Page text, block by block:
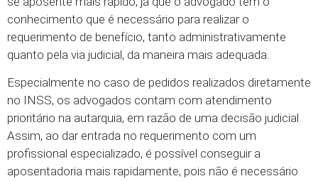
conhecimento que é necessário para realizar o
requerimento de benefício, tanto administrativamente
quanto pela via judicial, da maneira mais adequada.
Especialmente no caso de pedidos realizados diretamente
no INSS, os advogados contam com atendimento
prioritário na autarquia, em razão de uma decisão judicial.
Assim, ao dar entrada no requerimento com um
profissional especializado, é possível conseguir a
aposentadoria mais rapidamente, pois não é necessário